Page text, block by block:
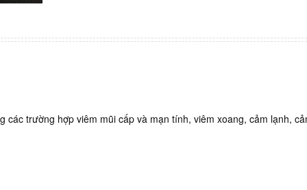
các trường hợp viêm mũi cấp và mạn tính, viêm xoang, cảm lạnh,